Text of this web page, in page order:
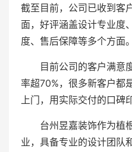
截至目前，公司已收到客
面，好评涵盖设计专业度
度、售后保障等多个方面。
目前公司的客户满意
率超70%，很多新客户都
上门，用实际交付的口碑
台州昱嘉装饰作为植
业，具备专业的设计团队